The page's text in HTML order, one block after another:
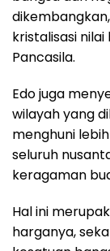
kristalisasi
Pancasila.
Edo juga
wilayah yang
menghuni
seluruh
keragaman
Hal ini
harganya,